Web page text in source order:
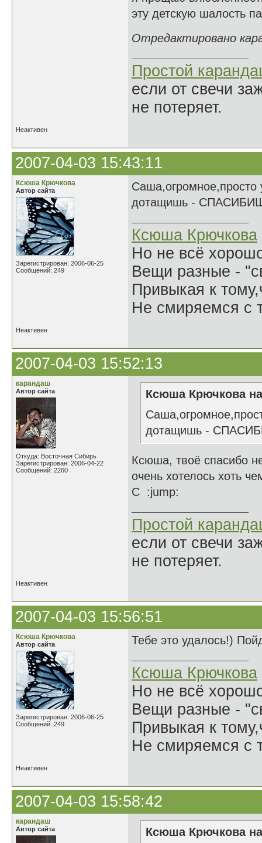
эту детскую шалость
Отредактировано
Простой
если от свечи
не потеряет.
Неактивен
2007-04-03 15:43:11
Ксюша Крючкова
Автор сайта
Зарегистрирован: 2006-06-25
Сообщений: 249
Саша,огромное,просто
дотащишь -
Ксюша Крючкова
Но не всё
Вещи разные -
Привыкая к
Не смиряемся с
Неактивен
2007-04-03 15:52:13
карандаш
Автор сайта
Откуда: Восточная Сибирь
Зарегистрирован: 2006-04-22
Сообщений: 2260
Ксюша Крючкова
дотащишь -
Ксюша, твоё спасибо
очень хотелось хоть
С :jump:
Простой
если от свечи
не потеряет.
Неактивен
2007-04-03 15:56:51
Ксюша Крючкова
Автор сайта
Зарегистрирован: 2006-06-25
Сообщений: 249
Тебе это удалось!)
Ксюша Крючкова
Но не всё
Вещи разные -
Привыкая к
Не смиряемся с
Неактивен
2007-04-03 15:58:42
карандаш
Автор сайта
Ксюша Крючкова